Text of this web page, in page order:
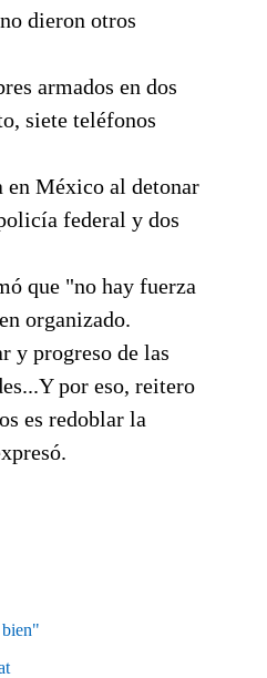
dieron otros
armados en dos
siete teléfonos
en México al detonar
federal y dos
que "no hay fuerza
organizado.
y progreso de las
por eso, reitero
es redoblar la